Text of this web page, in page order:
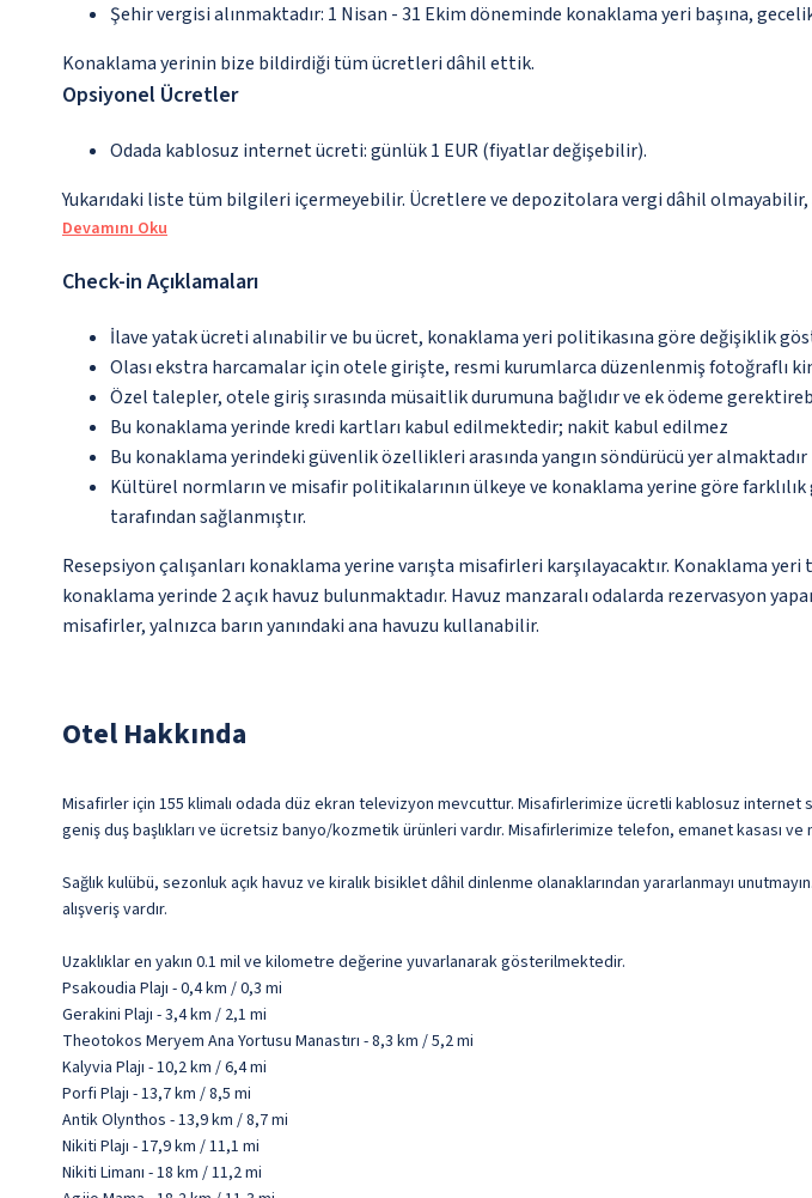
Şehir vergisi alınmaktadır: 1 Nisan - 31 Ekim döneminde konaklama yeri başına,
Konaklama yerinin bize bildirdiği tüm ücretleri dâhil ettik.
Opsiyonel Ücretler
Odada kablosuz internet ücreti: günlük 1 EUR (fiyatlar değişebilir).
Yukarıdaki liste tüm bilgileri içermeyebilir. Ücretlere ve depozitolara vergi dâhil olmayabilir,
Devamını Oku
Check-in Açıklamaları
İlave yatak ücreti alınabilir ve bu ücret, konaklama yeri politikasına göre değişiklik
Olası ekstra harcamalar için otele girişte, resmi kurumlarca düzenlenmiş fotoğraflı
Özel talepler, otele giriş sırasında müsaitlik durumuna bağlıdır ve ek ödeme
Bu konaklama yerinde kredi kartları kabul edilmektedir; nakit kabul edilmez
Bu konaklama yerindeki güvenlik özellikleri arasında yangın söndürücü yer almaktadır
Kültürel normların ve misafir politikalarının ülkeye ve konaklama yerine göre
tarafından sağlanmıştır.
Resepsiyon çalışanları konaklama yerine varışta misafirleri karşılayacaktır. Konaklama
konaklama yerinde 2 açık havuz bulunmaktadır. Havuz manzaralı odalarda rezervasyon
misafirler, yalnızca barın yanındaki ana havuzu kullanabilir.
Otel Hakkında
Misafirler için 155 klimalı odada düz ekran televizyon mevcuttur. Misafirlerimize ücretli kablosuz internet
geniş duş başlıkları ve ücretsiz banyo/kozmetik ürünleri vardır. Misafirlerimize telefon, emanet kasası ve
Sağlık kulübü, sezonluk açık havuz ve kiralık bisiklet dâhil dinlenme olanaklarından yararlanmayı
alışveriş vardır.
Uzaklıklar en yakın 0.1 mil ve kilometre değerine yuvarlanarak gösterilmektedir.
Psakoudia Plajı - 0,4 km / 0,3 mi
Gerakini Plajı - 3,4 km / 2,1 mi
Theotokos Meryem Ana Yortusu Manastırı - 8,3 km / 5,2 mi
Kalyvia Plajı - 10,2 km / 6,4 mi
Porfi Plajı - 13,7 km / 8,5 mi
Antik Olynthos - 13,9 km / 8,7 mi
Nikiti Plajı - 17,9 km / 11,1 mi
Nikiti Limanı - 18 km / 11,2 mi